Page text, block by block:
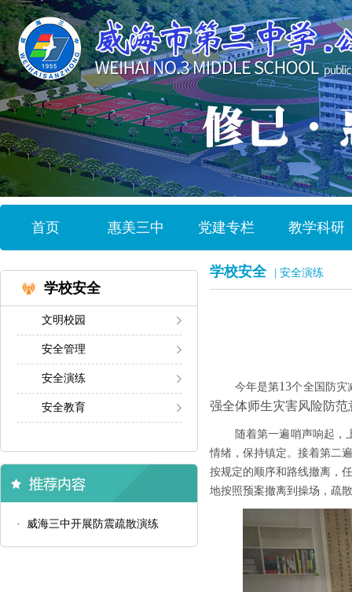
首页 惠美三中 党建专栏 教学科研
学校安全
文明校园
安全管理
安全演练
安全教育
· 威海三中开展防震疏散演练
学校安全 | 安全演练
今年是第13个全国 防灾
强全体师生灾害风险防范
随着第一遍哨声响起，
情绪，保持镇定。接着第二
按规定的顺序和路线撤离，
地按照预案撤离到操场，疏